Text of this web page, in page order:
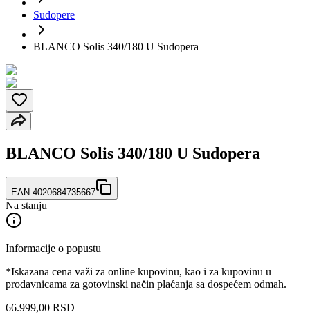
Sudopere
BLANCO Solis 340/180 U Sudopera
BLANCO Solis 340/180 U Sudopera
EAN:4020684735667
Na stanju
Informacije o popustu
*Iskazana cena važi za online kupovinu, kao i za kupovinu u
prodavnicama za gotovinski način plaćanja sa dospećem odmah.
66.999,00 RSD